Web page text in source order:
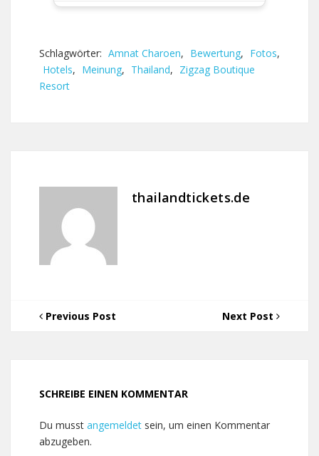
Schlagwörter: Amnat Charoen, Bewertung, Fotos,
Hotels, Meinung, Thailand, Zigzag Boutique
Resort
thailandtickets.de
Previous Post Next Post
SCHREIBE EINEN KOMMENTAR
Du musst angemeldet sein, um einen Kommentar
abzugeben.